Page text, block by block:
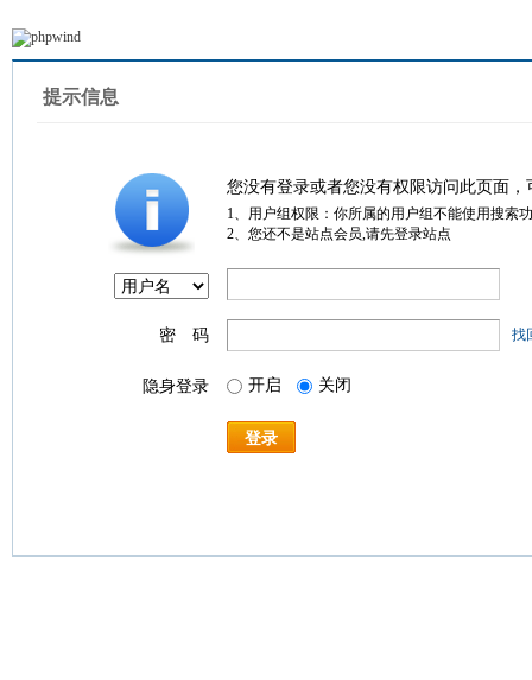
提示信息
您没有登录或者您没有权限访问此页面
1、用户组权限：你所属的用户组不能使用搜索
2、您还不是站点会员,请先登录站点
密 码 找
隐身登录 开启 关闭
登录